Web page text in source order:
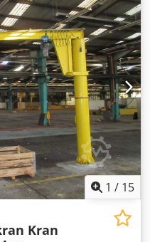
1 / 15
Kran